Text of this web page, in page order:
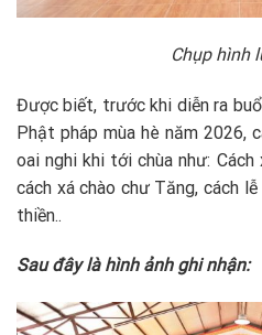
Chụp hình
Được biết, trước khi diễn ra
Phật pháp mùa hè năm 2026,
oai nghi khi tới chùa như:
cách xá chào chư Tăng, cách
thiền..
Sau đây là hình ảnh ghi nhận: